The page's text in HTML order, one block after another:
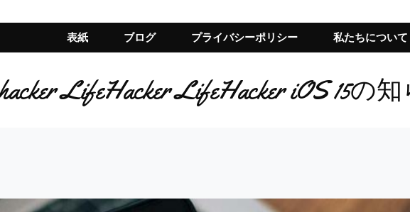
表紙 ブログ プライバシーポリシー 私たちについて
LifeHacker LifeHacker iOS 15の